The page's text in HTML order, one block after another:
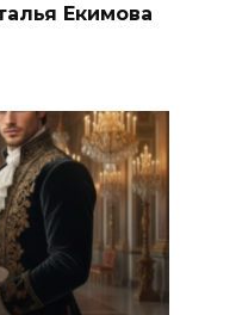
Екимова